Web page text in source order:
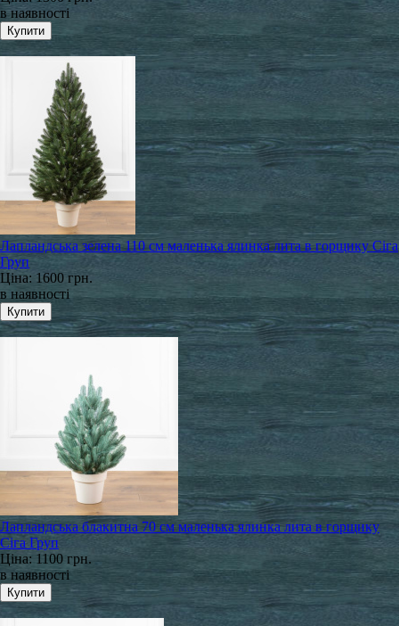
в наявності
Лапландська зелена 110 см маленька ялинка лита в горщику Сіга
Груп
Ціна: 1600 грн.
в наявності
Лапландська блакитна 70 см маленька ялинка лита в горщику
Сіга Груп
Ціна: 1100 грн.
в наявності